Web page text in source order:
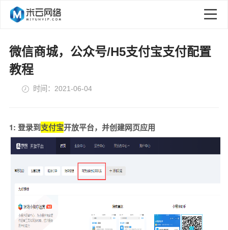
微信商城，公众号/H5支付宝支付配置
教程
时间：2021-06-04
1: 登录到支付宝开放平台，并创建网页应用